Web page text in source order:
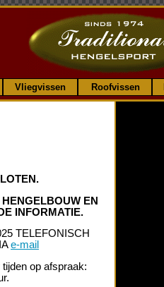
Vliegvissen Roofvissen
EN
INFORMATIE.
TELEFONISCH
e-mail
op afspraak: